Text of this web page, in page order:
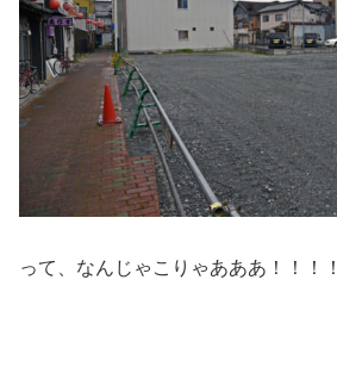
って、なんじゃこりゃあああ！！！！